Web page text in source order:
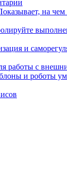
на
и
работы с
и роботы